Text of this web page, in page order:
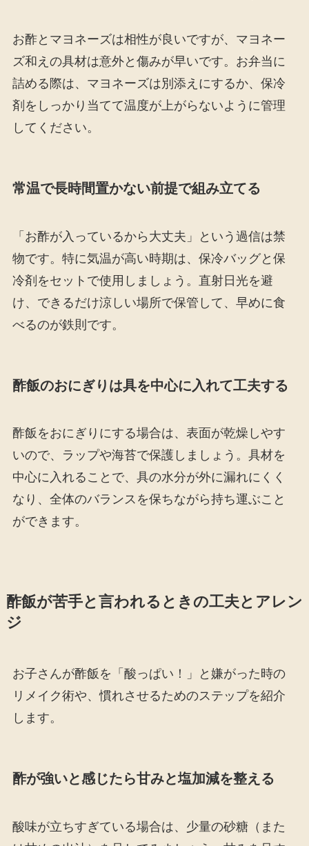
お酢とマヨネーズは相性が良いですが、マヨネー
ズ和えの具材は意外と傷みが早いです。お弁当に
詰める際は、マヨネーズは別添えにするか、保冷
剤をしっかり当てて温度が上がらないように管理
してください。
常温で長時間置かない前提で組み立てる
「お酢が入っているから大丈夫」という過信は禁
物です。特に気温が高い時期は、保冷バッグと保
冷剤をセットで使用しましょう。直射日光を避
け、できるだけ涼しい場所で保管して、早めに食
べるのが鉄則です。
酢飯のおにぎりは具を中心に入れて工夫する
酢飯をおにぎりにする場合は、表面が乾燥しやす
いので、ラップや海苔で保護しましょう。具材を
中心に入れることで、具の水分が外に漏れにくく
なり、全体のバランスを保ちながら持ち運ぶこと
ができます。
酢飯が苦手と言われるときの工夫とアレン
ジ
お子さんが酢飯を「酸っぱい！」と嫌がった時の
リメイク術や、慣れさせるためのステップを紹介
します。
酢が強いと感じたら甘みと塩加減を整える
酸味が立ちすぎている場合は、少量の砂糖（また